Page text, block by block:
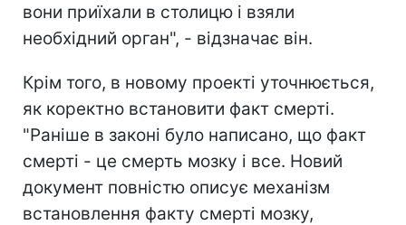
вони приїхали в столицю і взяли
необхідний орган", - відзначає він.
Крім того, в новому проекті уточнюється,
як коректно встановити факт смерті.
"Раніше в законі було написано, що факт
смерті - це смерть мозку і все. Новий
документ повністю описує механізм
встановлення факту смерті мозку,